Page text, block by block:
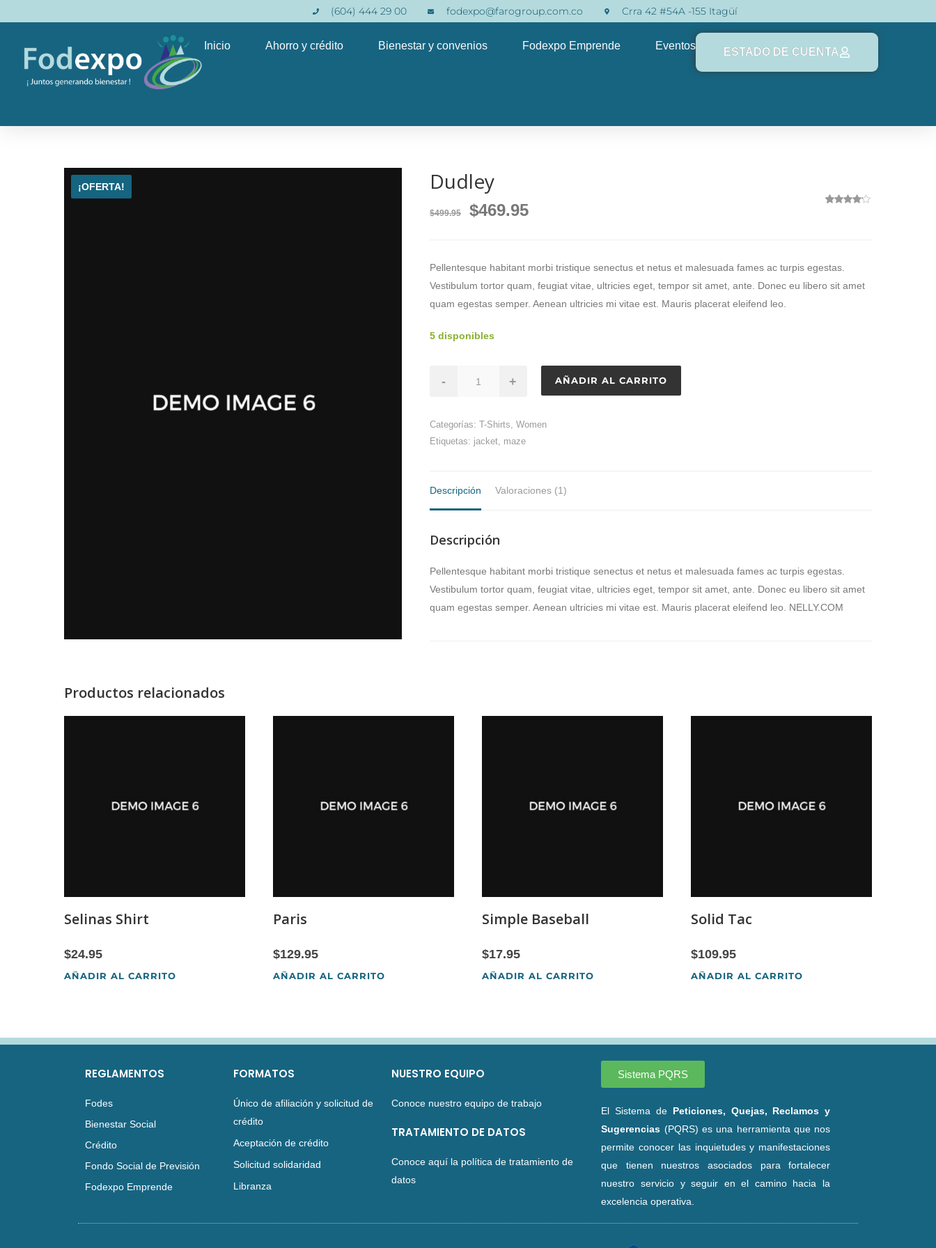
(604) 444 29 00 fodexpo@farogroup.com.co Crra 42 #54A -155 Itagüí
Inicio Ahorro y crédito Bienestar y convenios Fodexpo Emprende Eventos
ESTADO DE CUENTA
¡OFERTA! Dudley
cliente
$499.95 $469.95
Pellentesque habitant morbi tristique senectus et netus et malesuada fames ac turpis egestas.
Vestibulum tortor quam, feugiat vitae, ultricies eget, tempor sit amet, ante. Donec eu libero sit amet
quam egestas semper. Aenean ultricies mi vitae est. Mauris placerat eleifend leo.
5 disponibles
- + AÑADIR AL CARRITO
Categorías: T-Shirts, Women
Etiquetas: jacket, maze
Descripción Valoraciones (1)
Descripción
Pellentesque habitant morbi tristique senectus et netus et malesuada fames ac turpis egestas.
Vestibulum tortor quam, feugiat vitae, ultricies eget, tempor sit amet, ante. Donec eu libero sit amet
quam egestas semper. Aenean ultricies mi vitae est. Mauris placerat eleifend leo. NELLY.COM
Productos relacionados
Selinas Shirt
$24.95
AÑADIR AL CARRITO
Paris
$129.95
AÑADIR AL CARRITO
Simple Baseball
$17.95
AÑADIR AL CARRITO
Solid Tac
$109.95
AÑADIR AL CARRITO
REGLAMENTOS
Fodes
Bienestar Social
Crédito
Fondo Social de Previsión
Fodexpo Emprende
FORMATOS
Único de afiliación y solicitud de
crédito
Aceptación de crédito
Solicitud solidaridad
Libranza
NUESTRO EQUIPO
Conoce nuestro equipo de trabajo
TRATAMIENTO DE DATOS
Conoce aquí la política de tratamiento de
datos
Sistema PQRS
El Sistema de Peticiones, Quejas, Reclamos y
Sugerencias (PQRS) es una herramienta que nos
permite conocer las inquietudes y manifestaciones
que tienen nuestros asociados para fortalecer
nuestro servicio y seguir en el camino hacia la
excelencia operativa.